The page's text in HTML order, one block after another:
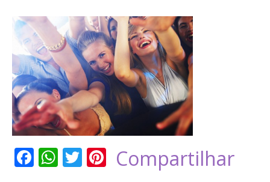
F W T Pi
Compartilhar